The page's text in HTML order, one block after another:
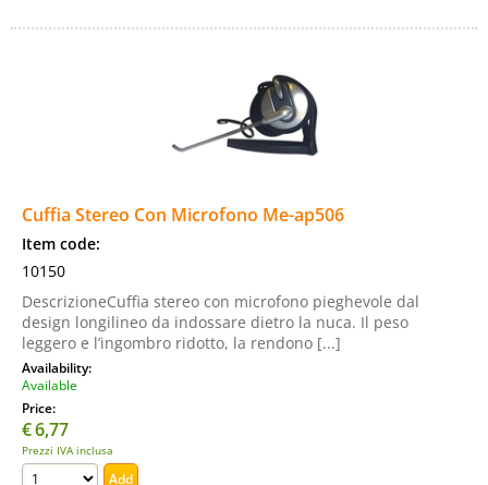
Cuffia Stereo Con Microfono Me-ap506
Item code:
10150
DescrizioneCuffia stereo con microfono pieghevole dal
design longilineo da indossare dietro la nuca. Il peso
leggero e l’ingombro ridotto, la rendono [...]
Availability:
Available
Price:
€6,77
Prezzi IVA inclusa